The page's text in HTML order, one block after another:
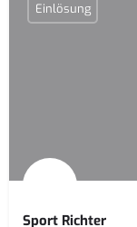
Sport Richter
Einlösung